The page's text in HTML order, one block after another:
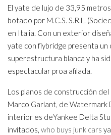
El yate de lujo de 33,95
botado por M.C.S. S.R.L.
en Italia. Con un exterior
yate con flybridge presenta un
superestructura blanca y ha
espectacular proa afilada.
Los planos de construcción
Marco Garlant, de Watermark
interior es deYankee Delta
invitados, who buys junk cars